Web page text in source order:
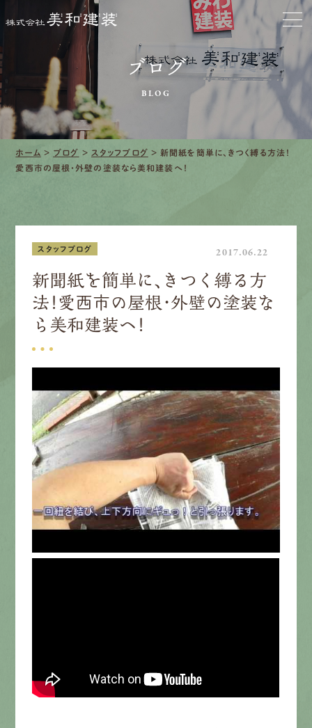
お家をきれいに
会社をきれいに
クリーニング
施工事例
会社案内
採用情報
エントリー
有 資 無 料建物 診断いたします!!
0120-44-2605
ブログ
BLOG
ホーム > ブログ > スタッフブログ >新聞紙を簡単に、きつく縛る方法！
愛西市の屋根・外壁の塗装なら美和建装へ！
スタッフブログ 2017.06.22
新聞紙を簡単に、きつく縛る方
法！愛西市の屋根・外壁の塗装な
ら美和建装へ！